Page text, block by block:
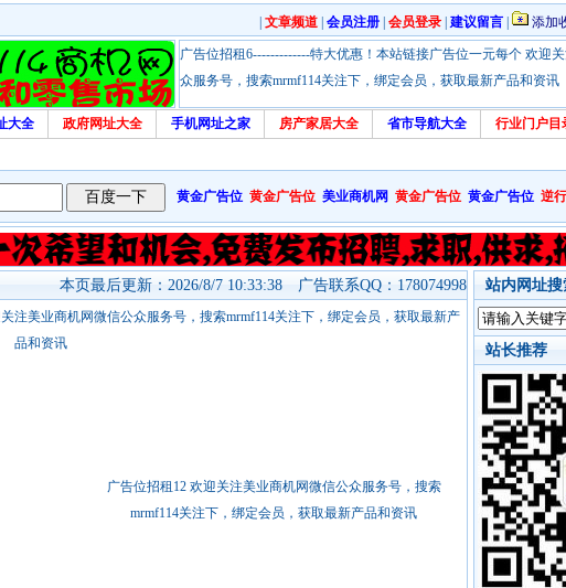
文章频道 会员注册 会员登录 建议留言 添加
广告位招租6-------------特大优惠！本站链接广告位一元每个 欢迎
众服务号，搜索mrmf114关注下，绑定会员，获取最新产品和资讯
大全 政府网址大全 手机网址之家 房产家居大全 省市导航大全 行业门户目
黄金广告位 黄金广告位 美业商机网 黄金广告位 黄金广告位 逆
站内网址搜
站长推荐
本页最后更新：2026/8/7 10:33:38 广告联系QQ：178074998
注美业商机网微信公众服务号，搜索mrmf114关注下，绑定会员，获取最新产
品和资讯
广告位招租12 欢迎关注美业商机网微信公众服务号，搜索
mrmf114关注下，绑定会员，获取最新产品和资讯